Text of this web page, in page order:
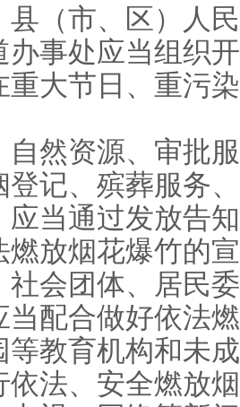
县（市、区）人
办事处应当组织
重大节日、重污
自然资源、审批
登记、殡葬服务
应当通过发放告
燃放烟花爆竹的
社会团体、居民
当配合做好依法
等教育机构和未
依法、安全燃放